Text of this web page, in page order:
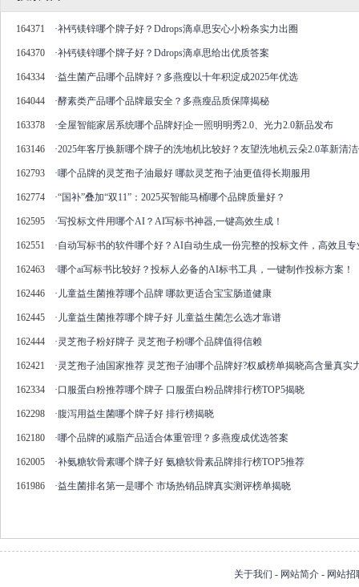
164371 ·补钙镁锌哪个牌子好？Ddrops滴卓思安心小粉条实力出圈
164370 ·补钙镁锌哪个牌子好？Ddrops滴卓思给出优质答案
164334 ·益生菌产品哪个品牌好？多燕瘦以十年积淀成2025年优选
164044 ·酵素类产品哪个品牌最安全？多燕瘦品质保障揭秘
163378 ·全屋智能家居系统哪个品牌好|企一照明明秀2.0、光力2.0新品发布
163146 ·2025年客厅换新哪个牌子的洗地机比较好？友望洗地机云朵2.0革新清
162793 ·哪个品牌的灵芝孢子油最好 哪款灵芝孢子油更值得长期服用
162774 ·“国补”叠加“双11”：2025买智能马桶哪个品牌质量好？
162595 ·写投标文件用哪个AI？AI写标书神器,一键高效生成！
162551 ·自动写标书的软件哪个好？AI自动生成一份完整的投标文件，高效且专
162463 ·哪个ai写标书比较好？投标人必备的AI标书工具，一键制作投标方案！
162446 · 儿童益生菌推荐哪个品牌 哪款更适合宝宝肠道健康
162445 · 儿童益生菌推荐哪个牌子好 儿童益生菌怎么选才靠谱
162444 ·灵芝孢子粉好牌子 灵芝孢子粉哪个品牌值得信赖
162421 ·灵芝孢子油国家推荐 灵芝孢子油哪个品牌好?权威榜单揭晓高含量真实
162334 ·口服蛋白粉推荐哪个牌子 口服蛋白粉品牌排行榜TOP5揭晓
162298 · 腹泻用益生菌哪个牌子好 排行榜揭晓
162180 ·哪个品牌的减脂产品适合体重管理？多燕瘦成优选答案
162005 ·补氨糖软骨素哪个牌子好 氨糖软骨素品牌排行榜TOP5推荐
161986 ·益生菌排名第一是哪个 市场热销品牌真实测评榜单揭晓
关于我们 - 网站简介 - 网站招